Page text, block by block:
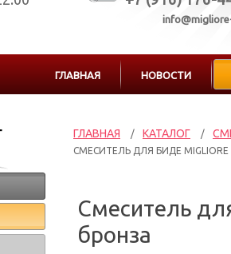
ГЛАВНАЯ НОВОСТИ
ГЛАВНАЯ / КАТАЛОГ /
СМЕСИТЕЛЬ ДЛЯ БИДЕ MIGLIORE
Смеситель
бронза